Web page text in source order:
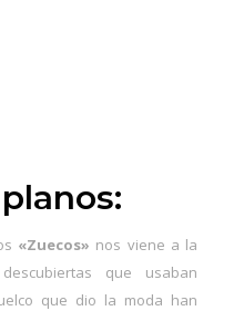
«Zuecos» nos viene a la
que usaban
que dio la moda han